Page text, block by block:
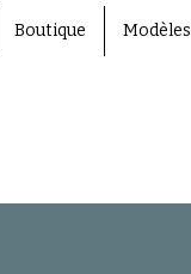
Boutique Modèles